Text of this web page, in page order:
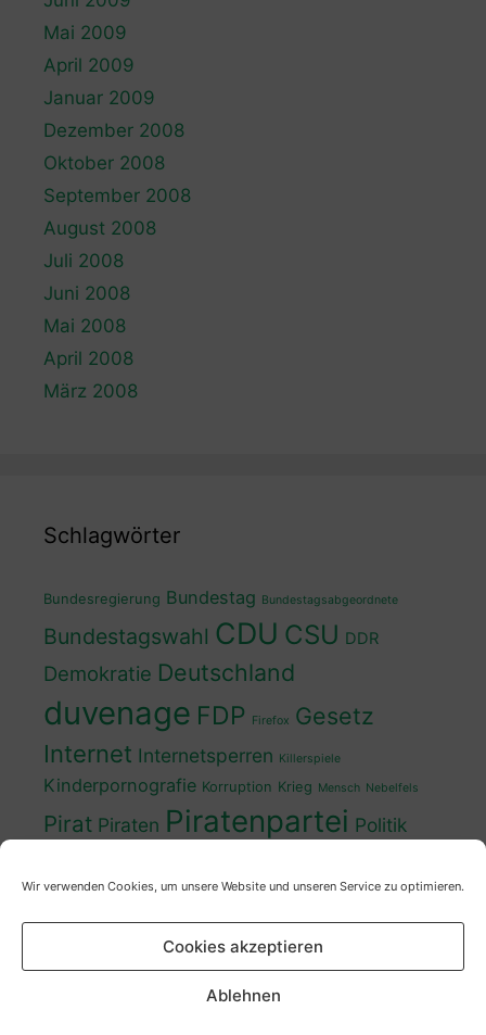
Wir verwenden Cookies, um unsere Website und unseren Service zu optimieren.
Cookies akzeptieren
Ablehnen
Mai 2009
April 2009
Januar 2009
Dezember 2008
Oktober 2008
September 2008
August 2008
Juli 2008
Juni 2008
Mai 2008
April 2008
März 2008
Schlagwörter
Bundesregierung Bundestag Bundestagsabgeordnete
Bundestagswahl CDU CSU DDR
Demokratie Deutschland
duvenage FDP Firefox Gesetz
Internet Internetsperren Killerspiele
Kinderpornografie Korruption Krieg Mensch Nebelfels
Pirat Piraten Piratenpartei Politik
Wahlkampf Wahlprogramm Wähler
Zensur Zensursula Überwachung